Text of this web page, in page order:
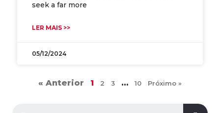
seek a far more
LER MAIS >>
05/12/2024
« Anterior 1 2 3 … 10 Próximo »